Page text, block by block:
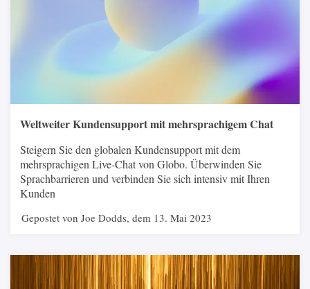
Weltweiter Kundensupport mit mehrsprachigem Chat
Steigern Sie den globalen Kundensupport mit dem
mehrsprachigen Live-Chat von Globo. Überwinden Sie
Sprachbarrieren und verbinden Sie sich intensiv mit Ihren
Kunden
Gepostet von Joe Dodds, dem 13. Mai 2023